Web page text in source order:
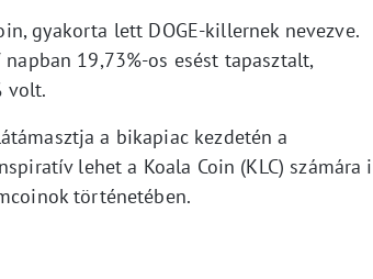
gyakorta lett DOGE-killernek nevezve.
19,73%-os esést tapasztalt,
volt.
a bikapiac kezdetén a
lehet a Koala Coin (KLC) számára
történetében.